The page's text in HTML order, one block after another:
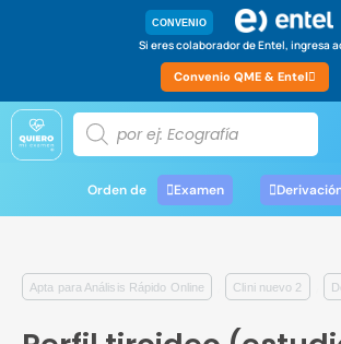
CONVENIO
Si eres colaborador de Entel, ingresa
Convenio QME & Entel
Orden de Examen
Apta para Análisis Rápido Online Clini nuevo 2